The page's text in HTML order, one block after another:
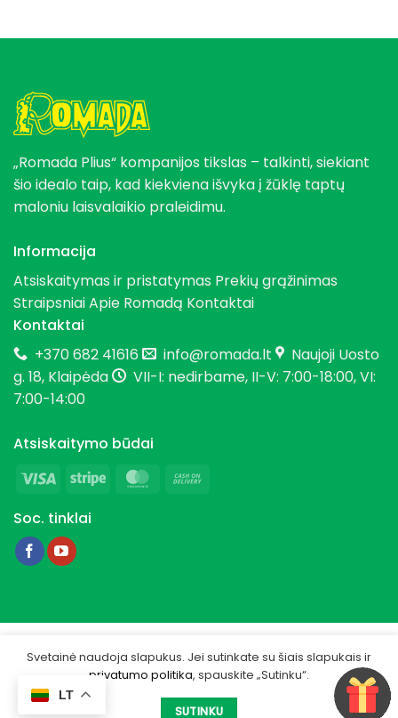
„Romada Plius“ kompanijos tikslas – talkinti, siekiant
šio idealo taip, kad kiekviena išvyka į žūklę taptų
maloniu laisvalaikio praleidimu.
Informacija
Atsiskaitymas ir pristatymas Prekių grąžinimas
StraipsniaiApie Romadą Kontaktai
Kontaktai
+370 682 41616
info@romada.lt
Naujoji Uosto
g. 18, Klaipėda
VII-I: nedirbame, II-V: 7:00-18:00, VI:
7:00-14:00
Atsiskaitymo būdai
Visa
Stripe MasterCard
Soc. tinklai
Privatumo politika
Sukurta -IGSME.COM
LT
Svetainė naudoja slapukus. Jei sutinkate su šiais slapukais ir
privatumo politika, spauskite „Sutinku“.
SUTINKU